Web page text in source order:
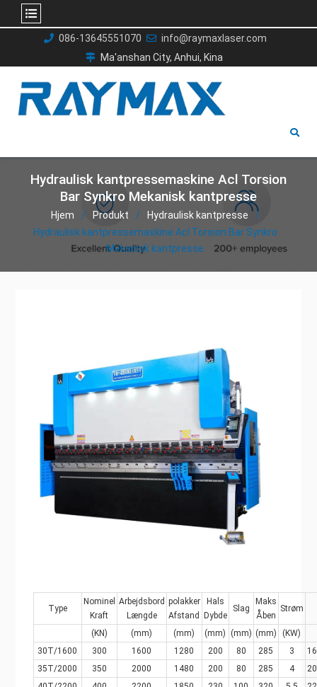
086-13645551070
info@raymaxlaser.com
Ma'anshan City, Anhui, Kina
Hydraulisk kantpressemaskine Acl Torsion
Bar Synkro Mekanisk kantpresse
Hjem Produkt
Hydraulisk kantpresse
Hydraulisk kantpressemaskine Acl Torsion Bar Synkro
Mekanisk kantpresse
Type
Nominel
Kraft
Arbejdsbord
Længde
polakker
Afstand
Hals
Dybde
Slag
Maks
Åben
Strøm
(KN) (mm) (mm) (mm) (mm) (mm)
(KW)
30T/1600
300 1600 1280 200 80 285 3
35T/2000
350 2000 1480 200 80 285 4